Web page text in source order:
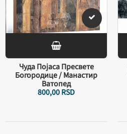
Чуда Појаса Пресвете
Богородице / Манастир
Ватопед
800,00RSD